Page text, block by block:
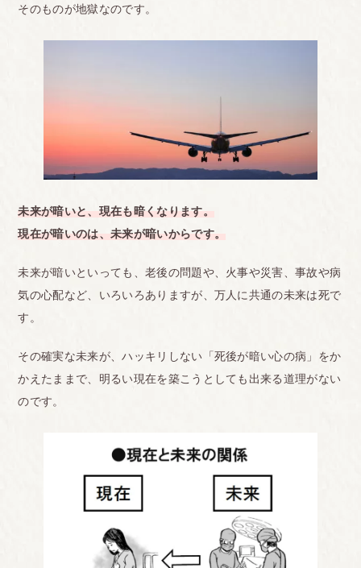
そのものが地獄なのです。
未来が暗いと、現在も暗くなります。
現在が暗いのは、未来が暗いからです。
未来が暗いといっても、老後の問題や、火事や災害、事故や病
気の心配など、いろいろありますが、万人に共通の未来は死で
す。
その確実な未来が、ハッキリしない「死後が暗い心の病」をか
かえたままで、明るい現在を築こうとしても出来る道理がない
のです。